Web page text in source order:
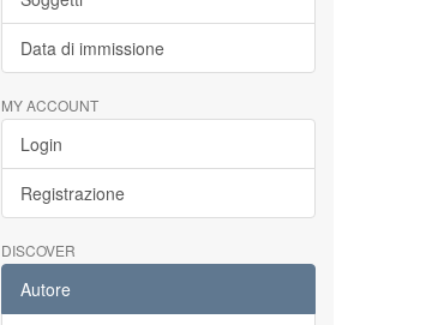
Data di immissione
MY ACCOUNT
Login
Registrazione
DISCOVER
Autore